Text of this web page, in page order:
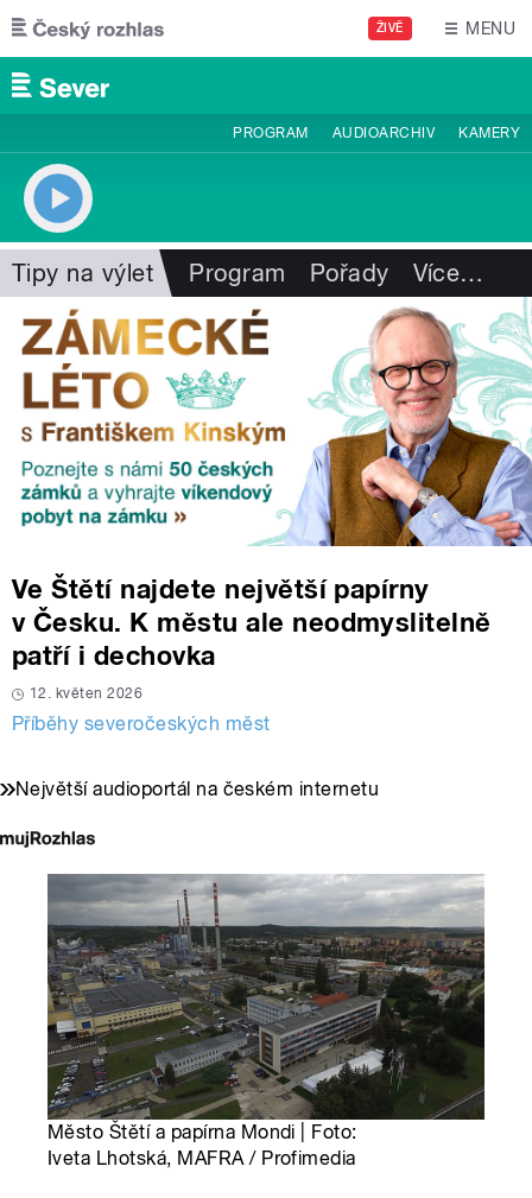
Přejít k hlavnímu obsahu
ŽIVĚ MENU
PROGRAM AUDIOARCHIV KAMERY
Tipy na výlet Program Pořady Více…
Ve Štětí najdete největší papírny
v Česku. K městu ale neodmyslitelně
patří i dechovka
12. květen 2026
Příběhy severočeských měst
Největší audioportál na českém internetu
Město Štětí a papírna Mondi | Foto:
Iveta Lhotská, MAFRA / Profimedia